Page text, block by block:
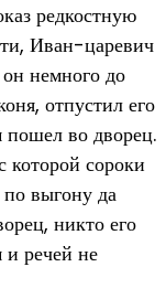
редкостную
Иван-царевич
немного до
отпустил его
пошел во дворец.
которой сороки
выгону да
никто его
речей не